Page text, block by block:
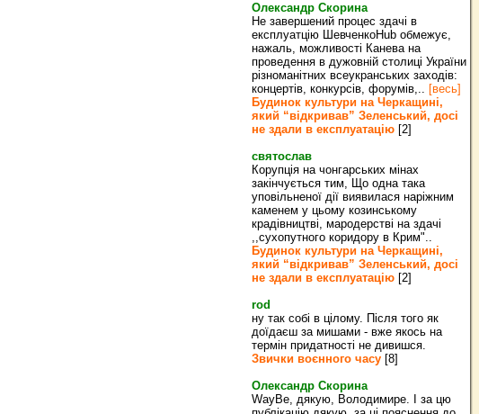
Олександр Скорина
Не завершений процес здачі в
експлуатцію ШевченкоHub обмежує,
нажаль, можливості Канева на
проведення в дужовній столиці України
різноманітних всеукранських заходів:
концертів, конкурсів, форумів,.. [весь]
Будинок культури на Черкащині,
який “відкривав” Зеленський, досі
не здали в експлуатацію [2]
святослав
Корупція на чонгарських мінах
закінчується тим, Що одна така
уповільненої дії виявилася наріжним
каменем у цьому козинському
крадівництві, мародерстві на здачі
,,сухопутного коридору в Крим"..
Будинок культури на Черкащині,
який “відкривав” Зеленський, досі
не здали в експлуатацію [2]
rod
ну так собі в цілому. Після того як
доїдаєш за мишами - вже якось на
термін придатності не дивишся.
Звички воєнного часу [8]
Олександр Скорина
WayBe, дякую, Володимире. І за цю